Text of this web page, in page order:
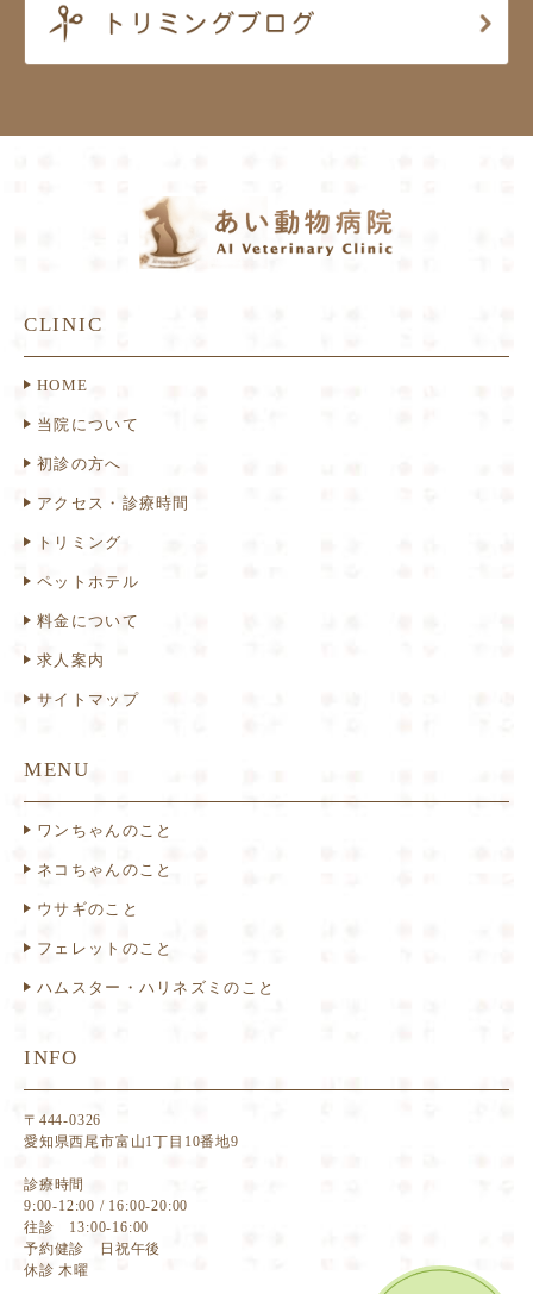
CLINIC
HOME
当院について
初診の方へ
アクセス・診療時間
トリミング
ペットホテル
料金について
求人案内
サイトマップ
MENU
ワンちゃんのこと
ネコちゃんのこと
ウサギのこと
フェレットのこと
ハムスター・ハリネズミのこと
INFO
〒444-0326
愛知県西尾市富山1丁目10番地9
診療時間
9:00-12:00 / 16:00-20:00
往診 13:00-16:00
予約健診 日祝午後
休診 木曜